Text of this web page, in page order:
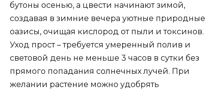
бутоны осенью, а цвести начинают зимой,
создавая в зимние вечера уютные природные
оазисы, очищая кислород от пыли и токсинов.
Уход прост – требуется умеренный полив и
световой день не меньше 3 часов в сутки без
прямого попадания солнечных лучей. При
желании растение можно удобрять